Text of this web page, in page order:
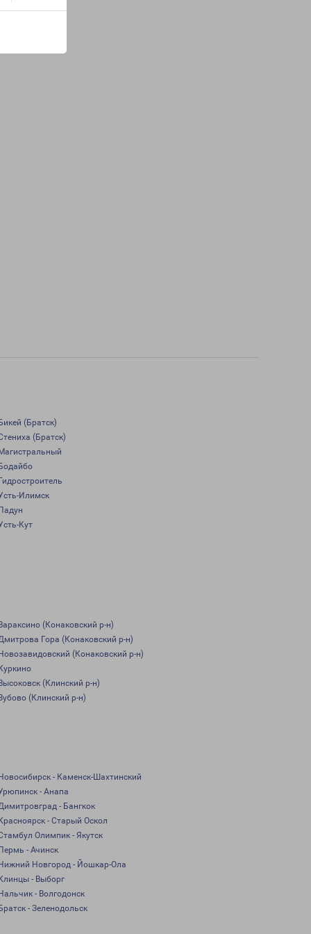
(Братск)
(Братск)
Илимск
Кут
(Конаковский р-н)
Гора (Конаковский р-н)
(Конаковский р-н)
(Клинский р-н)
(Клинский р-н)
- Каменск-Шахтинский
- Анапа
- Бангкок
- Старый Оскол
Олимпик - Якутск
- Ачинск
Новгород - Йошкар-Ола
- Выборг
- Волгодонск
- Зеленодольск